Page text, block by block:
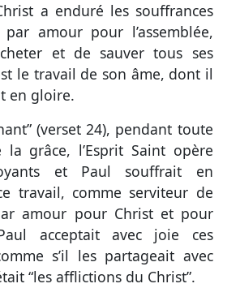
a enduré les souffrances
par amour pour l’assemblée,
et de sauver tous ses
le travail de son âme, dont il
en gloire.
(verset 24), pendant toute
grâce, l’Esprit Saint opère
et Paul souffrait en
travail, comme serviteur de
amour pour Christ et pour
acceptait avec joie ces
s’il les partageait avec
“les afflictions du Christ”.